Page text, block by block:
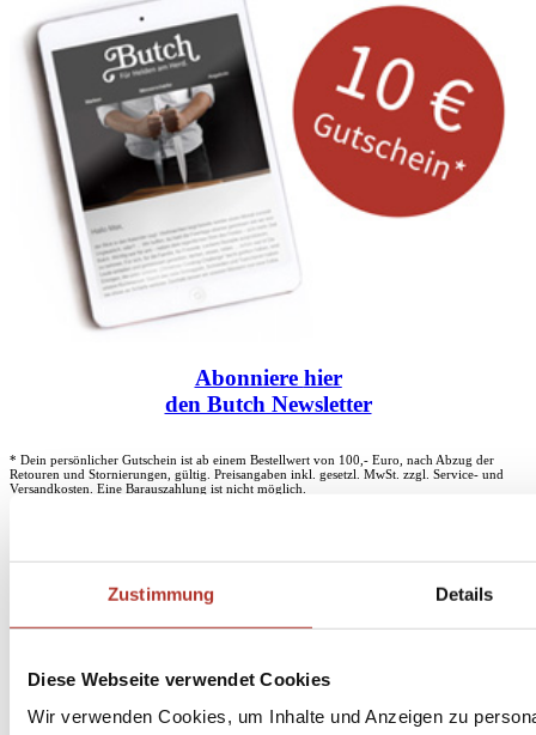
Zustimmung Details
Diese Webseite verwendet Cookies
Wir verwenden Cookies, um Inhalte und Anzeigen zu
Abonniere hier
den Butch Newsletter
* Dein persönlicher Gutschein ist ab einem Bestellwert von 100,- Euro, nach Abzug der
Retouren und Stornierungen, gültig. Preisangaben inkl. gesetzl. MwSt. zzgl. Service- und
Versandkosten. Eine Barauszahlung ist nicht möglich.
Unser Dankeschön für deinen Einkauf ab 100 €